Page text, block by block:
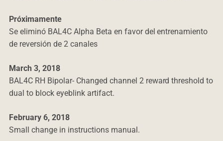
Próximamente
Se eliminó BAL4C Alpha Beta en favor del entrenamiento
de reversión de 2 canales
March 3, 2018
BAL4C RH Bipolar- Changed channel 2 reward threshold to
dual to block eyeblink artifact.
February 6, 2018
Small change in instructions manual.